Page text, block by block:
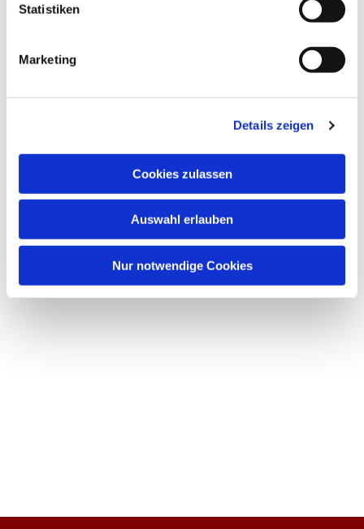
Statistiken
Marketing
Details zeigen
Cookies zulassen
Auswahl erlauben
Nur notwendige Cookies